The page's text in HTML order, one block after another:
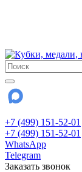
+7 (499) 151-52-01
+7 (499) 151-52-01
WhatsApp
Telegram
Заказать звонок